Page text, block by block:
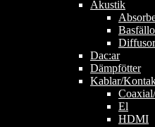
Akustik
Dac:ar
Dämpfötter
Kablar/
El
HDMI